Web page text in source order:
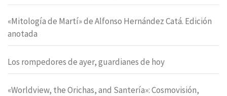
«Mitología de Martí» de Alfonso Hernández Catá. Edición
anotada
Los rompedores de ayer, guardianes de hoy
«Worldview, the Orichas, and Santería»: Cosmovisión,